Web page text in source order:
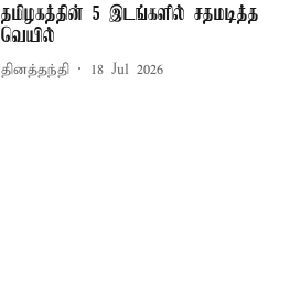
தமிழகத்தின் 5 இடங்களில் சதமடித்த
வெயில்
தினத்தந்தி 18 Jul 2026